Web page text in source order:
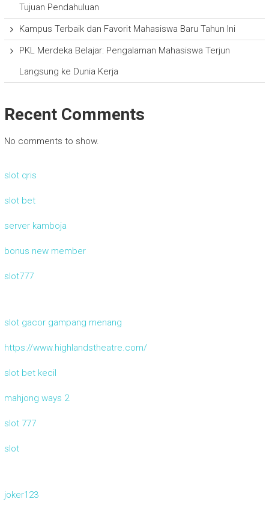
Tujuan Pendahuluan
Kampus Terbaik dan Favorit Mahasiswa Baru Tahun Ini
PKL Merdeka Belajar: Pengalaman Mahasiswa Terjun
Langsung ke Dunia Kerja
Recent Comments
No comments to show.
slot qris
slot bet
server kamboja
bonus new member
slot777
slot gacor gampang menang
https://www.highlandstheatre.com/
slot bet kecil
mahjong ways 2
slot 777
slot
joker123